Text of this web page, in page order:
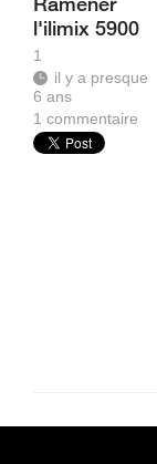
l'ilimix 5900
1
il y a presque
6 ans
1 commentaire